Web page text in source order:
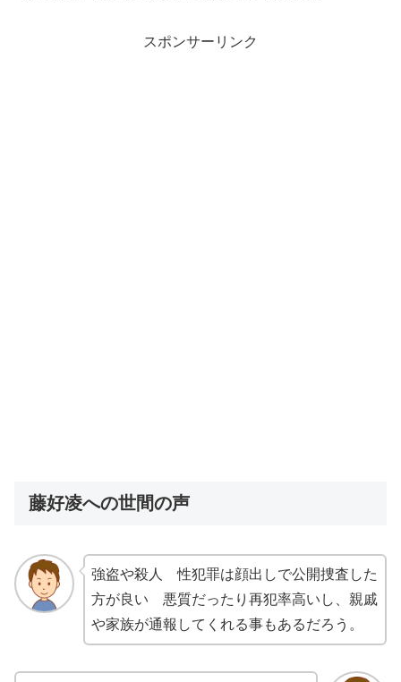
スポンサーリンク
藤好凌への世間の声
強盗や殺人 性犯罪は顔出しで公開捜査した
方が良い 悪質だったり再犯率高いし、親戚
や家族が通報してくれる事もあるだろう。